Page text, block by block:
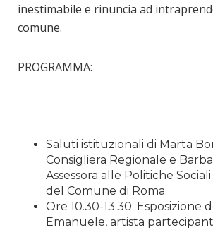
inestimabile e rinuncia ad
comune.
PROGRAMMA:
Saluti istituzionali di Marta
Consigliera Regionale e
Assessora alle Politiche
del Comune di Roma.
Ore 10.30-13.30: Esposizione
Emanuele, artista